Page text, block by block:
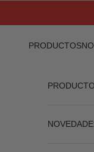
PRODUCTOS